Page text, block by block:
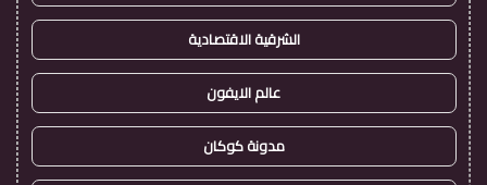
الشرقية الاقتصادية
عالم الايفون
مدونة كوكان